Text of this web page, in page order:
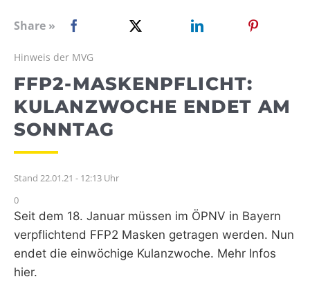
WEBRADIO
Share »
Hinweis der MVG
FFP2-MASKENPFLICHT:
KULANZWOCHE ENDET AM
SONNTAG
Stand 22.01.21 - 12:13 Uhr
0
Seit dem 18. Januar müssen im ÖPNV in Bayern
verpflichtend FFP2 Masken getragen werden. Nun
endet die einwöchige Kulanzwoche. Mehr Infos
hier.